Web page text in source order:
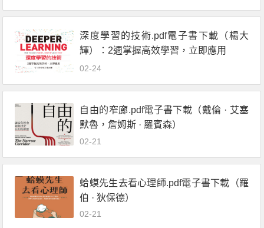
深度學習的技術.pdf電子書下載（楊大
輝）：2週掌握高效學習，立即應用
02-24
自由的窄廊.pdf電子書下載（戴倫 · 艾塞
默魯，詹姆斯 · 羅賓森）
02-21
蛤蟆先生去看心理師.pdf電子書下載（羅
伯 · 狄保德）
02-21